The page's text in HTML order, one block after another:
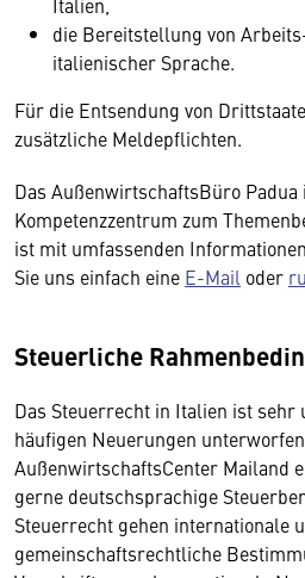
die Bereitstellung von
italienischer Sprache.
Für die Entsendung von
zusätzliche Meldepflichten.
Das AußenwirtschaftsBüro Padua
Kompetenzzentrum zum
ist mit umfassenden
Sie uns einfach eine E-Mail oder
Steuerliche
Das Steuerrecht in Italien ist sehr
häufigen Neuerungen
AußenwirtschaftsCenter Mailand
gerne deutschsprachige
Steuerrecht gehen internationale
gemeinschaftsrechtliche